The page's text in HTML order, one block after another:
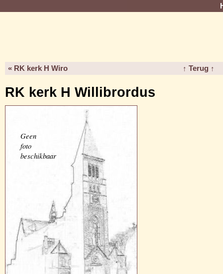
« RK kerk H Wiro ↑ Terug ↑
RK kerk H Willibrordus
Geen
foto
beschikbaar